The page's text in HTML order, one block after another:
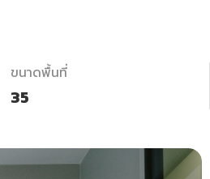
ขนาดพื้นที่
35